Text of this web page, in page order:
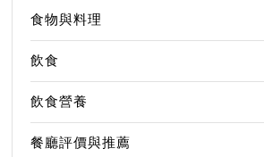
食物與料理
飲食
飲食營養
餐廳評價與推薦